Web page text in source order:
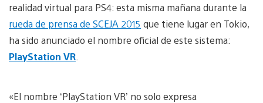
realidad virtual para PS4: esta misma mañana durante la
rueda de prensa de SCEJA 2015 que tiene lugar en Tokio,
ha sido anunciado el nombre oficial de este sistema:
PlayStation VR
«El nombre ‘PlayStation VR’ no solo expresa